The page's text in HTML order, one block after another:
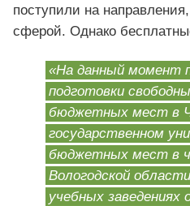
поступили на
сферой. Однако
«На данный момент
подготовки
бюджетных мест в
государственном
бюджетных мест в
Вологодской
учебных заведениях